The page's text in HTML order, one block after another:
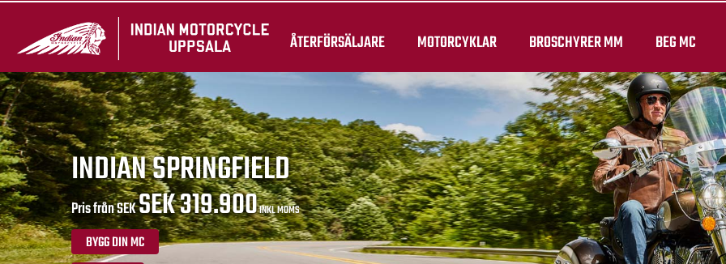
ÅTERFÖRSÄLJARE MOTORCYKLAR BROSCHYRER MM BEG MC
INDIAN SPRINGFIELD
Pris från SEKSEK 319.900INKL MOMS
BYGG DIN MC